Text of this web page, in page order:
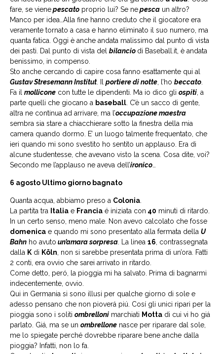
fare, se vienepescato proprio lui? Se nepesca un altro?
Manco per idea…Alla fine hanno creduto che il giocatore era
veramente tornato a casa e hanno eliminato il suo numero, ma
quanta fatica. Oggi è anche andata malissimo dal punto di vista
dei pasti. Dal punto di vista del bilancio di Baseball.it, è andata
benissimo, in compenso.
Sto anche cercando di capire cosa fanno esattamente qui al
Gustav Stresemann Institut. Il portiere di notte , l’ho beccato
Fa il mollicone con tutte le dipendenti. Ma io dico gli ospiti , a
parte quelli che giocano a baseball . C’è un sacco di gente,
altra ne continua ad arrivare, ma l’occupazione maestra
sembra sia stare a chiacchierare sotto la finestra della mia
camera quando dormo. E’ un luogo talmente frequentato, che
ieri quando mi sono svestito ho sentito un applauso. Era di
alcune studentesse, che avevano visto la scena. Cosa dite, voi?
Secondo me l’applauso ne aveva dell’ironico
6 agosto Ultimo giorno bagnato
Quanta acqua, abbiamo preso a Colonia
La partita tra
Italia e Francia é iniziata con 40 minuti di ritardo.
In un certo senso, meno male. Non avevo calcolato che fosse
domenica e quando mi sono presentato alla fermata della U
Bahn ho avuto un’amara sorpresa . La linea 16 , contrassegnata
dalla K di Köln , non si sarebbe presentata prima di un’ora. Fatti
2 conti, era ovvio che sarei arrivato in ritardo.
Come detto, peró, la pioggia mi ha salvato. Prima di bagnarmi
indecentemente, ovvio.
Qui in Germania si sono illusi per qualche giorno di sole e
adesso pensano che non pioverá piú. Cosí gli unici ripari per la
pioggia sono i soliti ombrelloni marchiati Motta di cui vi ho giá
parlato. Giá, ma se un ombrellone nasce per riparare dal sole,
me lo spiegate perché dovrebbe riparare bene anche dalla
pioggia? Infatti, non lo fa.